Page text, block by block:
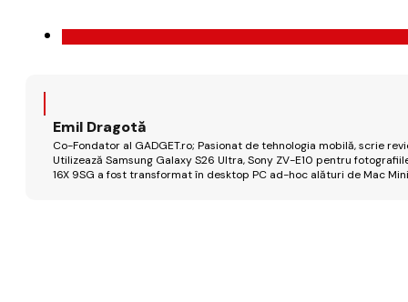
Emil Dragotă
Co-Fondator al GADGET.ro; Pasionat de tehnologia mobilă, scrie
Utilizează Samsung Galaxy S26 Ultra, Sony ZV-E10 pentru
16X 9SG a fost transformat în desktop PC ad-hoc alături de Mac